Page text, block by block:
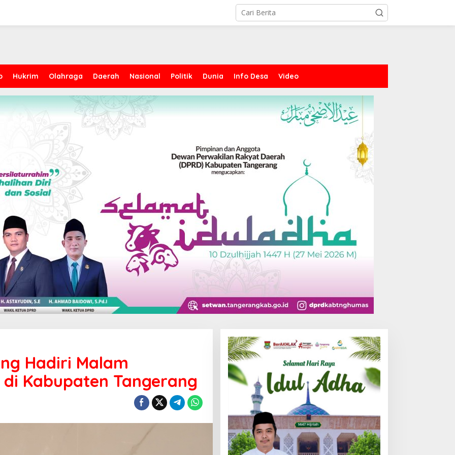
Hukrim Olahraga Daerah Nasional Politik Dunia Info Desa Video
Hadiri Malam
Kabupaten Tangerang